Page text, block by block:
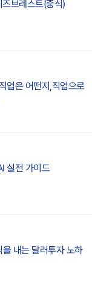
브레스트(중식)
업은 어떤지,직업으로
실전 가이드
내는 달러투자 노하